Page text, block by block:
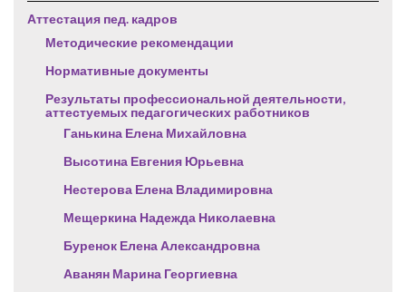
Аттестация пед. кадров
Методические рекомендации
Нормативные документы
Результаты профессиональной деятельности,
аттестуемых педагогических работников
Ганькина Елена Михайловна
Высотина Евгения Юрьевна
Нестерова Елена Владимировна
Мещеркина Надежда Николаевна
Буренок Елена Александровна
Аванян Марина Георгиевна